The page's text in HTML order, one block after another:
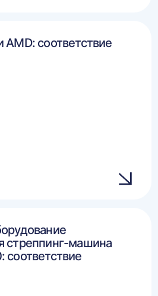
соответствие
стреппинг-машина
соответствие